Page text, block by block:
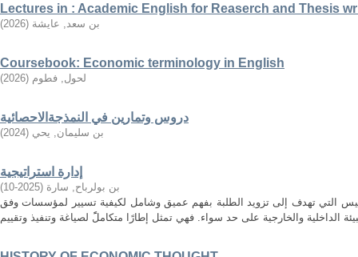
Lectures in : Academic English for Reaserch and Thesis
بن سعد, عايشة (
2026
)
Coursebook: Economic terminology in English
لحول, فطوم (
2026
)
دروس وتمارين في النمذجةالاحصائية
بن سليمان, يحي (
2024
)
إدارة استراتيجية
بن بولرباح, سارة (
2025-10
)
التي تهدف إلى تزويد الطلبة بفهم عميق وشامل لكيفية تسيير لمؤسسات وفق